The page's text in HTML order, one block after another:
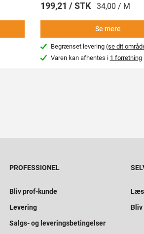
199,21 / STK 34,00 / M
Se mere
Begrænset levering (se dit
Varen kan afhentes i 1 forretning
PROFESSIONEL
Bliv prof-kunde
Levering
Salgs- og leveringsbetingelser
Læs
Bliv